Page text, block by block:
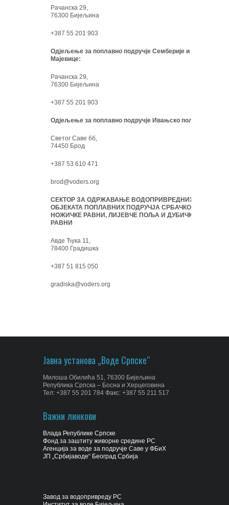
Рачанска 29,
76300 Бијељина
+387 55 201 903
Одјељење за поплавно подручје Семберије и
Мајевице:
Рачанска 29,
76300 Бијељина
+387 55 201 903
Одјељење за поплавно подручје Ивањско поље:
Светог Саве бб,
74450 Брод
+387 53 610 471
brod@voders.org
СЕКТОР ЗА ОДРЖАВАЊЕ ВОДОПРИВРЕДНИХ
ОБЈЕКАТА ПОПЛАВНИХ ПОДРУЧЈА СРБАЧКО-
НОЖИЧКЕ РАВНИ, ЛИЈЕВЧЕ ПОЉА И ДУБИЧКЕ
РАВНИ
Авде Ћука 11,
78400 Градишка
+387 51 815 050
gradiska@voders.org
Јавна установа „Воде Српске“
Милоша Обилића 51, 76300 Бијељина
Република Српска – Босна и Херцеговина
Тел: +387 55 201 784 Факс: +387 55 211 517
Важни линкови
Влада Републике Српске
Фонд за заштиту живорне средине РС
Агенција за воде за подручје Саве у ФБиХ
ЈП „Србијаводе“ Београд Србија
Завод за водопривреду РС